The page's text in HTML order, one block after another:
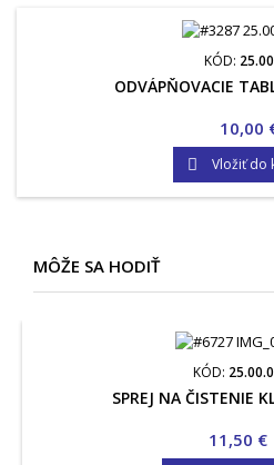
KÓD:
ODVÁPŇOVACIE
Cena
10,00
 Vložiť do
MÔŽE SA HODIŤ
KÓD:
SPREJ NA ČISTENIE
Cena
11,50 €